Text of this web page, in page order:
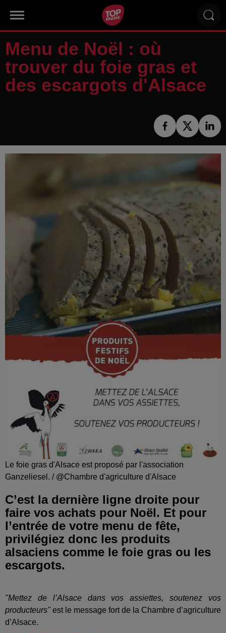
Menu de Noël : où
trouver du foie gras et
des escargots d'Alsace
Le foie gras d'Alsace est proposé par l'association
Ganzeliesel. / @Chambre d'agriculture d'Alsace
C’est la dernière ligne droite pour
faire vos achats pour Noël. Et pour
l’entrée de votre menu de fête,
privilégiez donc les produits
alsaciens comme le foie gras ou les
escargots.
"Mettez de l’Alsace dans vos assiettes, soutenez vos
producteurs" est le message fort de la Chambre d’agriculture
d’Alsace.